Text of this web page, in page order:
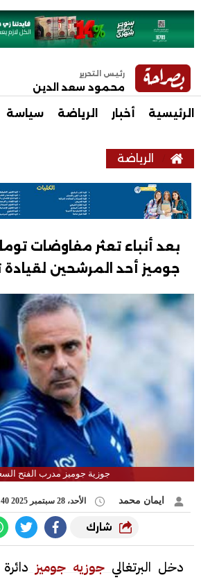
رئيس التحرير
محمود سعد الدين
الرئيسية أخبار الرياضة سياسة
الرياضة
بعد أنباء تعثر مفاوضات
جوميز أحد المرشحين لقيادة
جوزية جوميز مدرب الفتح
ايمان محمد الأحد، 28 سبتمبر 2025 09:40 م
شارك
دخل البرتغالي جوزيه جوميز